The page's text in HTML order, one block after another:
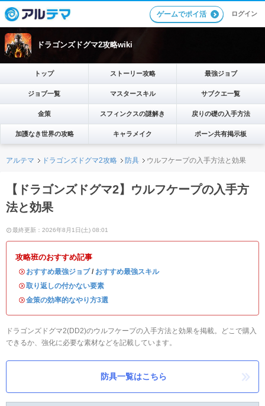
ゲームでポイ活 ログイン
ドラゴンズドグマ2攻略wiki
トップ ストーリー攻略 最強ジョブ
ジョブ一覧 マスタースキル サブクエ一覧
金策 スフィンクスの謎解き 戻りの礎の入手方法
加護なき世界の攻略 キャラメイク ポーン共有掲示板
アルテマ ドラゴンズドグマ2攻略 防具 ウルフケープの入手方法と効果
【ドラゴンズドグマ2】ウルフケープの入手方
法と効果
最終更新：2026年8月1日(土) 08:01
攻略班のおすすめ記事
・ おすすめ最強ジョブ/ おすすめ最強スキル
・取り返しの付かない要素
・金策の効率的なやり方3選
ドラゴンズドグマ2(DD2)のウルフケープの入手方法と効果を掲載。どこで購入
できるか、強化に必要な素材などを記載しています。
防具一覧はこちら